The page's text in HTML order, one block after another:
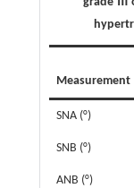
Measurement
SNA (°)
SNB (°)
ANB (°)